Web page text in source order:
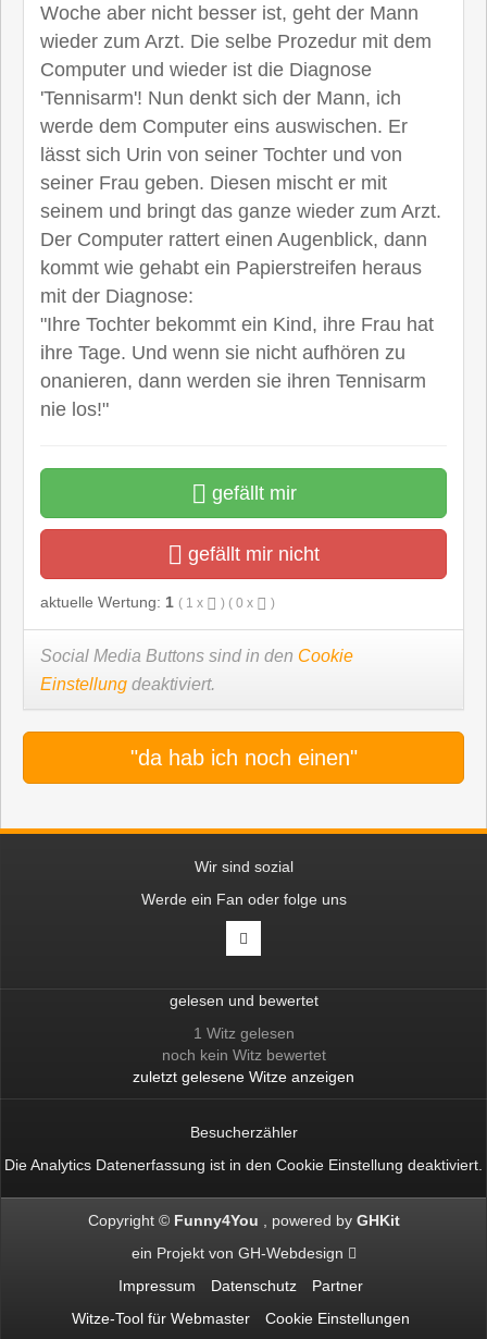
Woche aber nicht besser ist, geht der Mann
wieder zum Arzt. Die selbe Prozedur mit dem
Computer und wieder ist die Diagnose
'Tennisarm'! Nun denkt sich der Mann, ich
werde dem Computer eins auswischen. Er
lässt sich Urin von seiner Tochter und von
seiner Frau geben. Diesen mischt er mit
seinem und bringt das ganze wieder zum Arzt.
Der Computer rattert einen Augenblick, dann
kommt wie gehabt ein Papierstreifen heraus
mit der Diagnose:
"Ihre Tochter bekommt ein Kind, ihre Frau hat
ihre Tage. Und wenn sie nicht aufhören zu
onanieren, dann werden sie ihren Tennisarm
nie los!"
gefällt mir
gefällt mir nicht
aktuelle Wertung: 1 ( 1 x ) ( 0 x )
Social Media Buttons sind in den Cookie
Einstellung deaktiviert.
"da hab ich noch einen"
Wir sind sozial
Werde ein Fan oder folge uns
gelesen und bewertet
1 Witz gelesen
noch kein Witz bewertet
zuletzt gelesene Witze anzeigen
Besucherzähler
Die Analytics Datenerfassung ist in den Cookie Einstellung deaktiviert.
Copyright © Funny4You powered by GHKit
ein Projekt von GH-Webdesign
Impressum
Datenschutz
Partner
Witze-Tool für Webmaster
Cookie Einstellungen